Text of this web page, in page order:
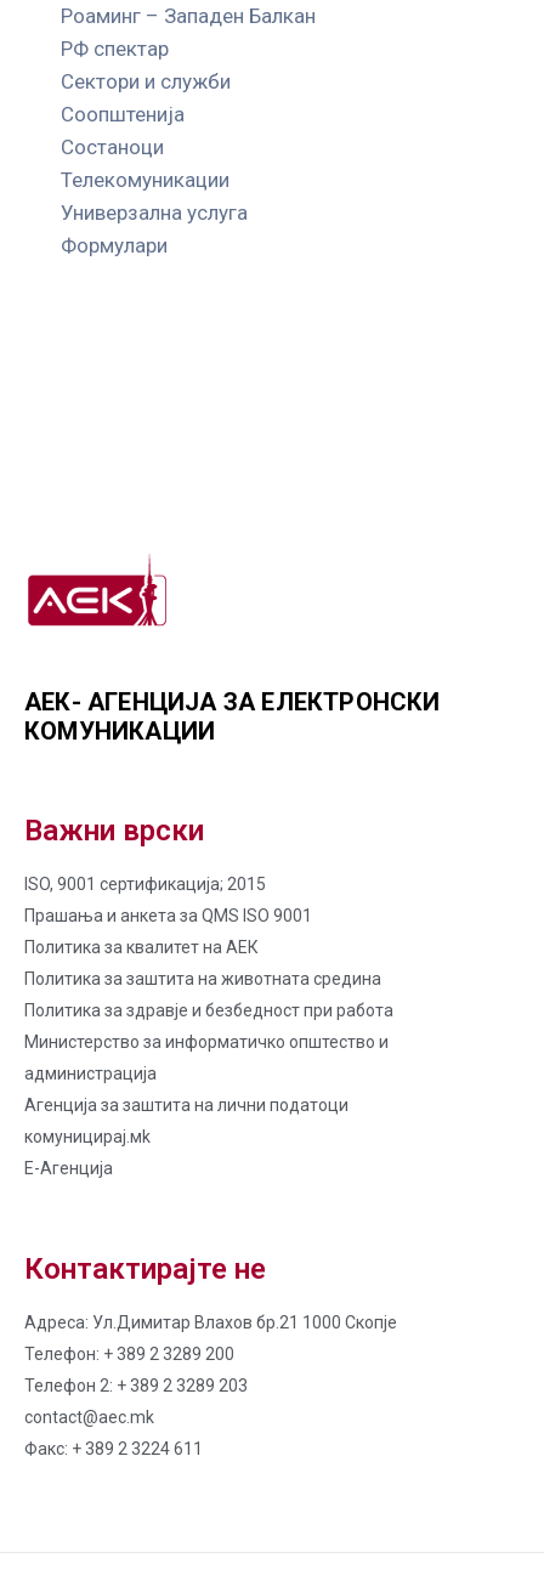
Роаминг – Западен Балкан
РФ спектар
Сектори и служби
Соопштенија
Состаноци
Телекомуникации
Универзална услуга
Формулари
АЕК- АГЕНЦИЈА ЗА ЕЛЕКТРОНСКИ
КОМУНИКАЦИИ
Важни врски
ISO, 9001 сертификација; 2015
Прашања и анкета за QMS ISO 9001
Политика за квалитет на AЕК
Политика за заштита на животната средина
Политика за здравје и безбедност при работа
Министерство за информатичко општество и
администрација
Агенција за заштита на лични податоци
комуницирај.мk
Е-Агенција
Контактирајте не
Адреса: Ул.Димитар Влахов бр.21 1000 Скопје
Телефон: + 389 2 3289 200
Телефон 2: + 389 2 3289 203
contact@aec.mk
Факс: + 389 2 3224 611